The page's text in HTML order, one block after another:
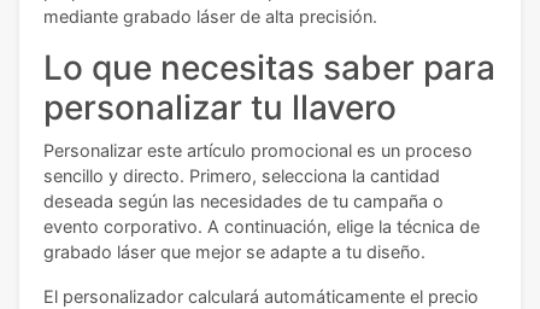
mediante grabado láser de alta precisión.
Lo que necesitas saber para
personalizar tu llavero
Personalizar este artículo promocional es un proceso
sencillo y directo. Primero, selecciona la cantidad
deseada según las necesidades de tu campaña o
evento corporativo. A continuación, elige la técnica de
grabado láser que mejor se adapte a tu diseño.
El personalizador calculará automáticamente el precio